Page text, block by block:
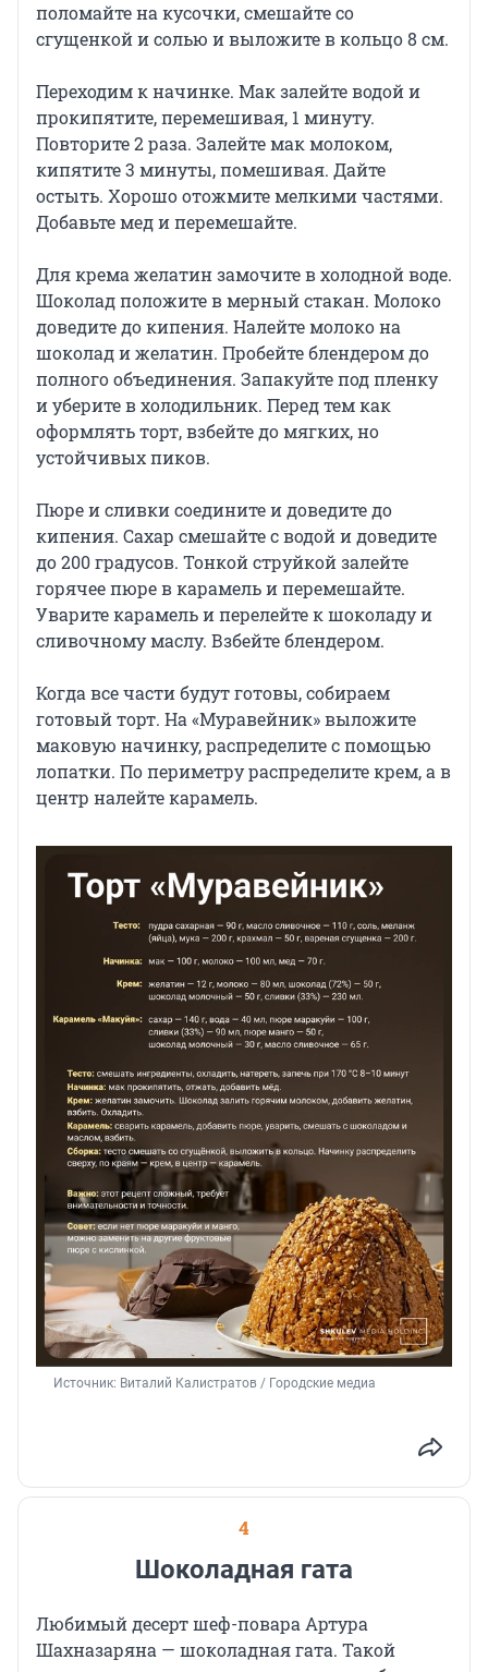
поломайте на кусочки, смешайте со
сгущенкой и солью и выложите в кольцо 8 см.
Переходим к начинке. Мак залейте водой и
прокипятите, перемешивая, 1 минуту.
Повторите 2 раза. Залейте мак молоком,
кипятите 3 минуты, помешивая. Дайте
остыть. Хорошо отожмите мелкими частями.
Добавьте мед и перемешайте.
Для крема желатин замочите в холодной воде.
Шоколад положите в мерный стакан. Молоко
доведите до кипения. Налейте молоко на
шоколад и желатин. Пробейте блендером до
полного объединения. Запакуйте под пленку
и уберите в холодильник. Перед тем как
оформлять торт, взбейте до мягких, но
устойчивых пиков.
Пюре и сливки соедините и доведите до
кипения. Сахар смешайте с водой и доведите
до 200 градусов. Тонкой струйкой залейте
горячее пюре в карамель и перемешайте.
Уварите карамель и перелейте к шоколаду и
сливочному маслу. Взбейте блендером.
Когда все части будут готовы, собираем
готовый торт. На «Муравейник» выложите
маковую начинку, распределите с помощью
лопатки. По периметру распределите крем, а в
центр налейте карамель.
Источник: Виталий Калистратов / Городские медиа
4
Шоколадная гата
Любимый десерт шеф-повара Артура
Шахназаряна — шоколадная гата. Такой